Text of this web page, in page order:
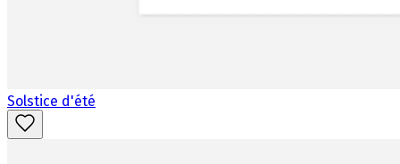
Solstice d'été